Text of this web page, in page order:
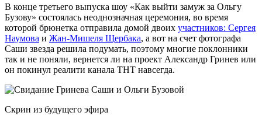
В конце третьего выпуска шоу «Как выйти замуж за Ольгу
Бузову» состоялась неоднозначная церемония, во время
которой брюнетка отправила домой двоих участников: Сергея
Наумова и Жан-Мишеля Щербака, а вот на счет фотографа
Саши звезда решила подумать, поэтому многие поклонники
так и не поняли, вернется ли на проект Александр Гринев или
он покинул реалити канала ТНТ навсегда.
Скрин из будущего эфира